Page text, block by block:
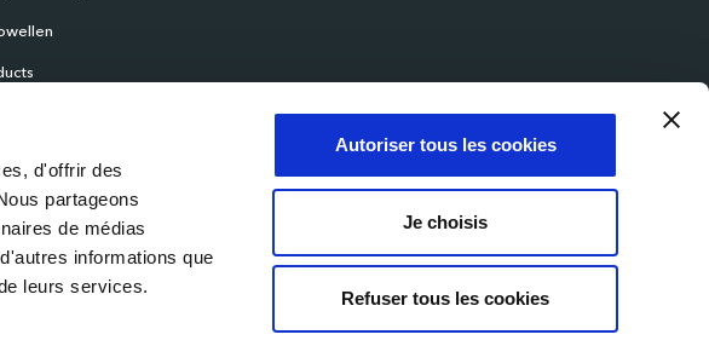
d'offrir des
partageons
de médias
informations que
leurs services.
Autoriser tous les cookies
Je choisis
Refuser tous les cookies
Netzwerk